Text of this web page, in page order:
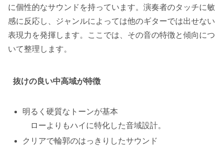
に個性的なサウンドを持っています。演奏者のタッチに敏
感に反応し、ジャンルによっては他のギターでは出せない
表現力を発揮します。ここでは、その音の特徴と傾向につ
いて整理します。
抜けの良い中高域が特徴
明るく硬質なトーンが基本
ローよりもハイに特化した音域設計。
クリアで輪郭のはっきりしたサウンド